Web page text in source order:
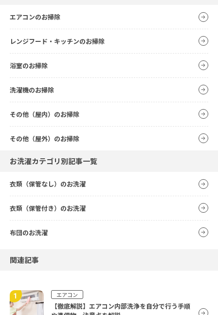
エアコンのお掃除
レンジフード・キッチンのお掃除
浴室のお掃除
洗濯機のお掃除
その他（屋内）のお掃除
その他（屋外）のお掃除
お洗濯カテゴリ別記事一覧
衣類（保管なし）のお洗濯
衣類（保管付き）のお洗濯
布団のお洗濯
関連記事
エアコン
【徹底解説】エアコン内部洗浄を自分で行う手順